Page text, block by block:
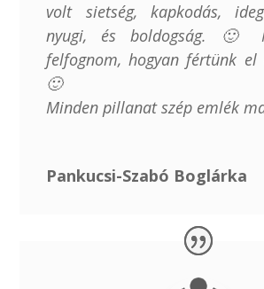
volt sietség, kapkodás,
nyugi, és boldogság. 🙂
felfognom, hogyan fértünk el
🙂
Minden pillanat szép emlék
Pankucsi-Szabó Boglárka